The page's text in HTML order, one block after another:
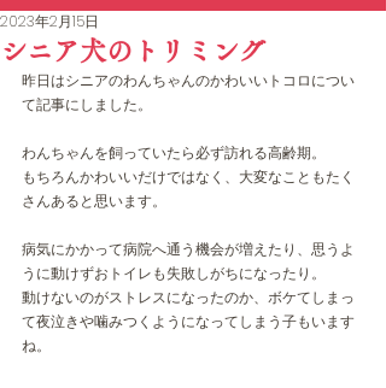
シニア犬のトリミング
2023年2月15日
昨日はシニアのわんちゃんのかわいいトコロについ
て記事にしました。
わんちゃんを飼っていたら必ず訪れる高齢期。
もちろんかわいいだけではなく、大変なこともたく
さんあると思います。
病気にかかって病院へ通う機会が増えたり、思うよ
うに動けずおトイレも失敗しがちになったり。
動けないのがストレスになったのか、ボケてしまっ
て夜泣きや噛みつくようになってしまう子もいます
ね。